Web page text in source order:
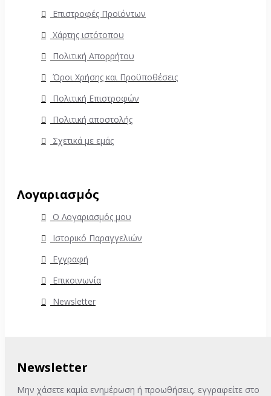
Επιστροφές Προϊόντων
Χάρτης ιστότοπου
Πολιτική Απορρήτου
Όροι Χρήσης και Προϋποθέσεις
Πολιτική Επιστροφών
Πολιτική αποστολής
Σχετικά με εμάς
Λογαριασμός
Ο Λογαριασμός μου
Ιστορικό Παραγγελιών
Εγγραφή
Επικοινωνία
Newsletter
Newsletter
Μην χάσετε καμία ενημέρωση ή προωθήσεις, εγγραφείτε στο